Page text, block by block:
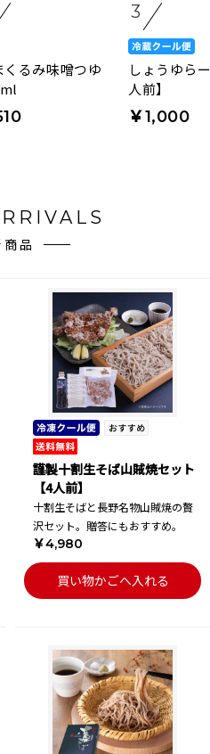
くるみ味噌つゆ
3
しょうゆら
人前】
￥1,000
商品
謹製十割生そば山賊焼セット
【4人前】
十割生そばと長野名物山賊焼の贅
沢セット。贈答にもおすすめ。
￥4,980
買い物かごへ入れる